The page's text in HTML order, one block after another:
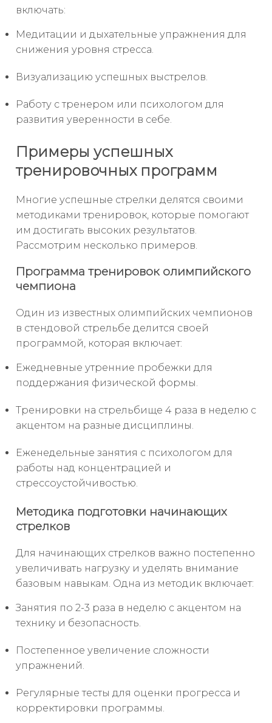
включать:
Медитации и дыхательные упражнения для
снижения уровня стресса.
Визуализацию успешных выстрелов.
Работу с тренером или психологом для
развития уверенности в себе.
Примеры успешных
тренировочных программ
Многие успешные стрелки делятся своими
методиками тренировок, которые помогают
им достигать высоких результатов.
Рассмотрим несколько примеров.
Программа тренировок олимпийского
чемпиона
Один из известных олимпийских чемпионов
в стендовой стрельбе делится своей
программой, которая включает:
Ежедневные утренние пробежки для
поддержания физической формы.
Тренировки на стрельбище 4 раза в неделю с
акцентом на разные дисциплины.
Еженедельные занятия с психологом для
работы над концентрацией и
стрессоустойчивостью.
Методика подготовки начинающих
стрелков
Для начинающих стрелков важно постепенно
увеличивать нагрузку и уделять внимание
базовым навыкам. Одна из методик включает:
Занятия по 2-3 раза в неделю с акцентом на
технику и безопасность.
Постепенное увеличение сложности
упражнений.
Регулярные тесты для оценки прогресса и
корректировки программы.